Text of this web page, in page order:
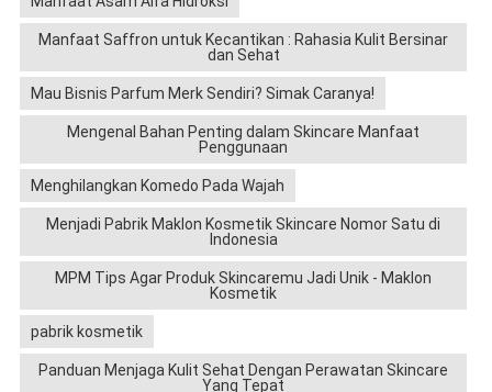
Manfaat Saffron untuk Kecantikan : Rahasia Kulit Bersinar
dan Sehat
Mau Bisnis Parfum Merk Sendiri? Simak Caranya!
Mengenal Bahan Penting dalam Skincare Manfaat
Penggunaan
Menghilangkan Komedo Pada Wajah
Menjadi Pabrik Maklon Kosmetik Skincare Nomor Satu di
Indonesia
MPM Tips Agar Produk Skincaremu Jadi Unik - Maklon
Kosmetik
pabrik kosmetik
Panduan Menjaga Kulit Sehat Dengan Perawatan Skincare
Yang Tepat